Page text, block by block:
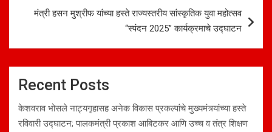
मंत्री हसन मुश्रीफ यांच्या हस्ते राज्यस्तरीय सांस्कृतिक युवा महोत्सव
“स्पंदन 2025” कार्यक्रमाचे उद्घाटन
Recent Posts
केशवराव भोसले नाट्यगृहासह अनेक विकास प्रकल्पांचे मुख्यमंत्र्यांच्या हस्ते
रविवारी उद्घाटन; पालकमंत्री प्रकाश आबिटकर आणि उच्च व तंत्र शिक्षण